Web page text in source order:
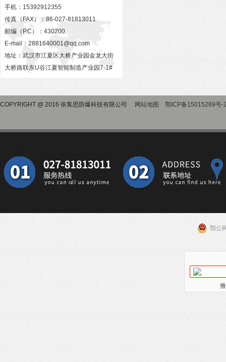
手机：15392912355
传真（FAX）：86-027-81813011
邮编（P.C）：430200
E-mail： 2881640001@qq.com
地址：武汉市江夏区大桥产业园金龙大街
大桥路联东U谷江夏智能制造产业园7-1#
COPYRIGHT @ 2016 依客思防爆科技有限公司 网站地图 鄂ICP备15015269号-
鄂公